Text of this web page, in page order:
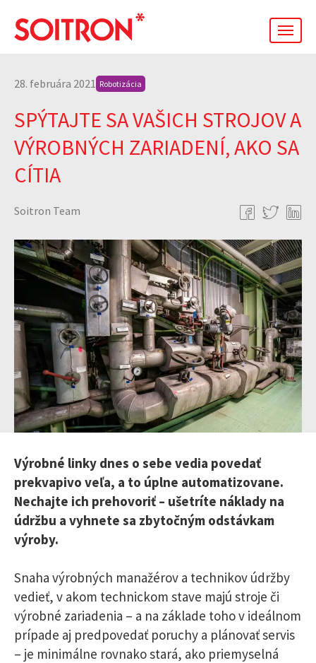
28. februára 2021 Robotizácia
SPÝTAJTE SA VAŠICH STROJOV A
VÝROBNÝCH ZARIADENÍ, AKO SA
CÍTIA
Soitron Team
Výrobné linky dnes o sebe vedia povedať
prekvapivo veľa, a to úplne automatizovane.
Nechajte ich prehovoriť – ušetríte náklady na
údržbu a vyhnete sa zbytočným odstávkam
výroby.
Snaha výrobných manažérov a technikov údržby
vedieť, v akom technickom stave majú stroje či
výrobné zariadenia – a na základe toho v ideálnom
prípade aj predpovedať poruchy a plánovať servis
– je minimálne rovnako stará, ako priemyselná